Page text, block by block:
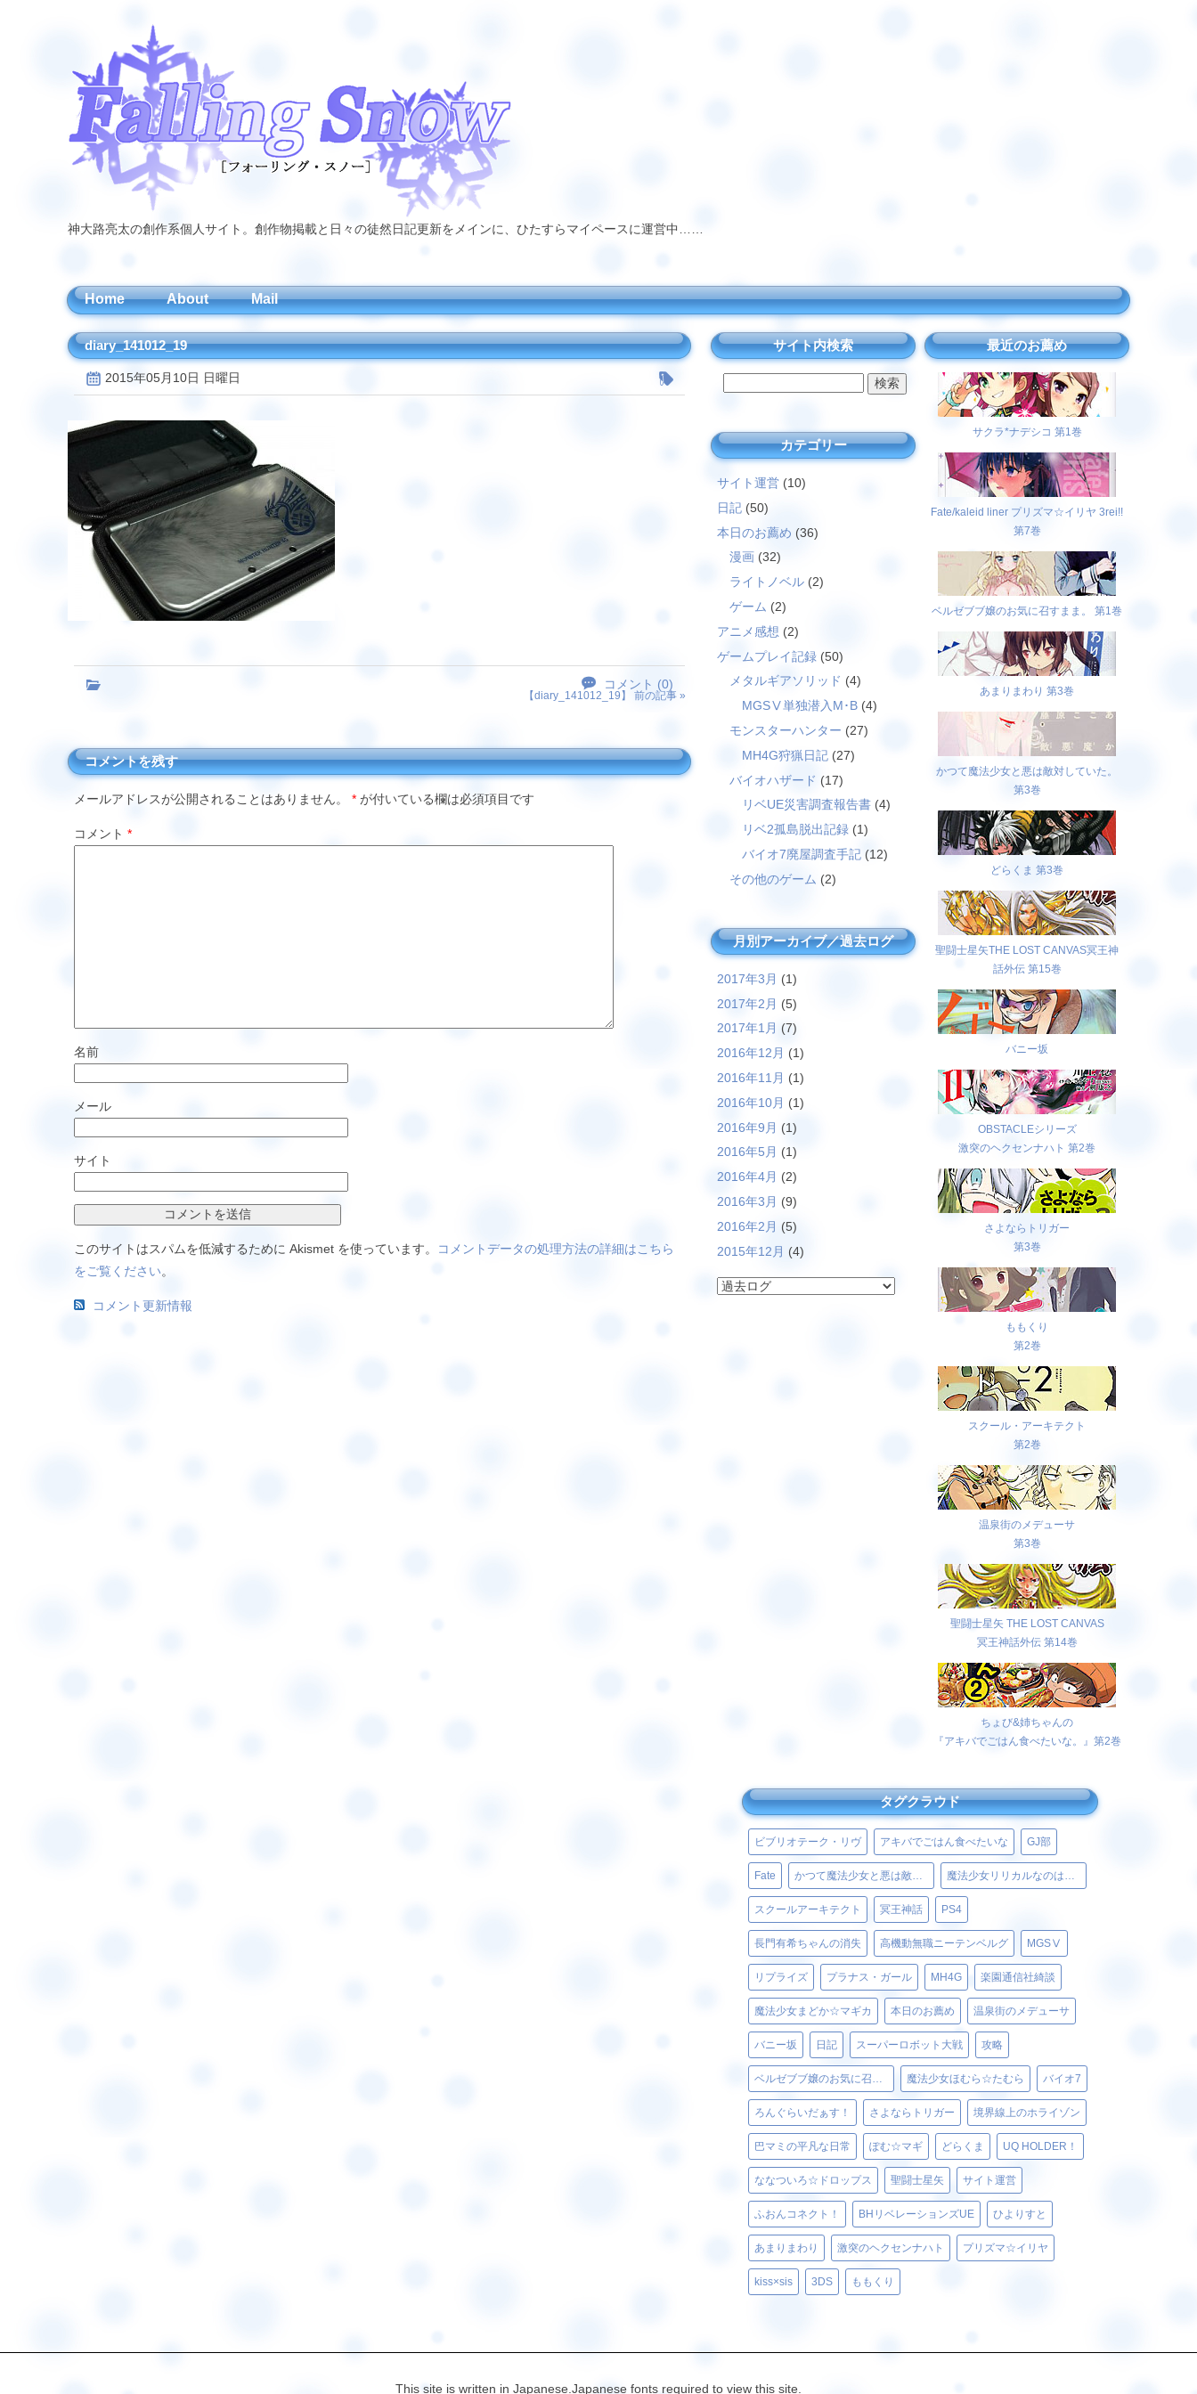
神大路亮太の創作系個人サイト。創作物掲載と日々の徒然日記更新をメインに、ひたすらマイペースに運営中……
Home About Mail
diary_141012_19
2015年05月10日 日曜日
コメント (0)
【diary_141012_19 】 前の記事 »
コメントを残す
メールアドレスが公開されることはありません。 * が付いている欄は必須項目です
コメント *
名前
メール
サイト
このサイトはスパムを低減するために Akismet を使っています。
コメントデータの処理方法の詳細はこちら
をご覧ください。
コメント更新情報
サイト内検索
カテゴリー
サイト運営 (10)
日記 (50)
本日のお薦め (36)
漫画 (32)
ライトノベル (2)
ゲーム (2)
アニメ感想 (2)
ゲームプレイ記録 (50)
メタルギアソリッド (4)
MGSⅤ単独潜入M･B (4)
モンスターハンター (27)
MH4G狩猟日記 (27)
バイオハザード (17)
リベUE災害調査報告書 (4)
リベ2孤島脱出記録 (1)
バイオ7廃屋調査手記 (12)
その他のゲーム (2)
月別アーカイブ／過去ログ
2017年3月 (1)
2017年2月 (5)
2017年1月 (7)
2016年12月 (1)
2016年11月 (1)
2016年10月 (1)
2016年9月 (1)
2016年5月 (1)
2016年4月 (2)
2016年3月 (9)
2016年2月 (5)
2015年12月 (4)
最近のお薦め
サクラ*ナデシコ 第1巻
Fate/kaleid liner プリズマ☆イリヤ 3rei!!
第7巻
ベルゼブブ嬢のお気に召すまま。 第1巻
あまりまわり 第3巻
かつて魔法少女と悪は敵対していた。
第3巻
どらくま 第3巻
聖闘士星矢THE LOST CANVAS冥王神
話外伝 第15巻
バニー坂
OBSTACLEシリーズ
激突のヘクセンナハト 第2巻
さよならトリガー
第3巻
ももくり
第2巻
スクール・アーキテクト
第2巻
温泉街のメデューサ
第3巻
聖闘士星矢 THE LOST CANVAS
冥王神話外伝 第14巻
ちょび&姉ちゃんの
『アキバでごはん食べたいな。』第2巻
タグクラウド
ビブリオテーク・リヴ アキバでごはん食べたいな GJ部
Fate かつて魔法少女と悪は敵対していた。 魔法少女リリカルなのはViVid
スクールアーキテクト 冥王神話 PS4
長門有希ちゃんの消失 高機動無職ニーテンベルグ MGSⅤ
リプライズ プラナス・ガール MH4G 楽園通信社綺談
魔法少女まどか☆マギカ 本日のお薦め 温泉街のメデューサ
バニー坂 日記 スーパーロボット大戦 攻略
ベルゼブブ嬢のお気に召すまま。 魔法少女ほむら☆たむら バイオ7
ろんぐらいだぁす！ さよならトリガー 境界線上のホライゾン
巴マミの平凡な日常 ぽむ☆マギ どらくま UQ HOLDER！
ななついろ☆ドロップス 聖闘士星矢 サイト運営
ふおんコネクト！ BHリベレーションズUE ひよりすと
あまりまわり 激突のヘクセンナハト プリズマ☆イリヤ
kiss×sis 3DS ももくり
This site is written in Japanese.Japanese fonts required to view this site.